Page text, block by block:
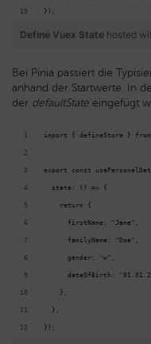
});
Define Vuex State hosted
Bei Pinia passiert die
anhand der Startwerte. In
der defaultState eingefügt
import { defineStore }
export const
  state: () => {
    return {
      firstName: "Jane",
      familyName: "Doe",
      gender: "w",
dateOfBirth:
    };
  },
});